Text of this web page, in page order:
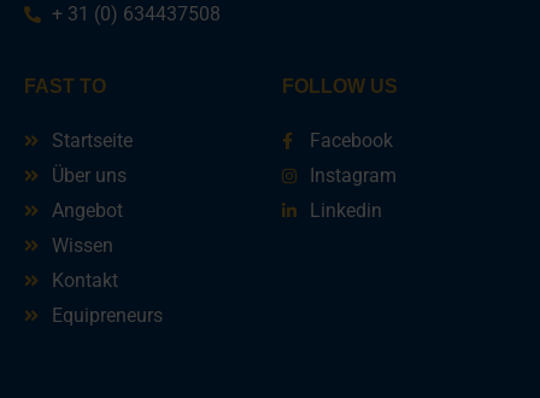
+ 31 (0) 634437508
FAST TO
Startseite
Über uns
Angebot
Wissen
Kontakt
Equipreneurs
FOLLOW US
Facebook
Instagram
Linkedin